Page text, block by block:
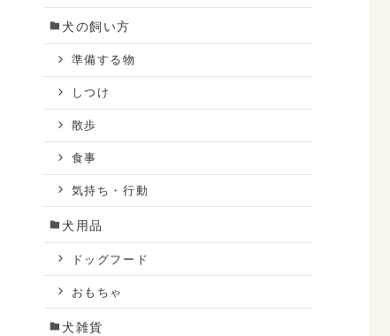
犬の飼い方
準備する物
しつけ
散歩
食事
気持ち・行動
犬用品
ドッグフード
おもちゃ
犬雑貨